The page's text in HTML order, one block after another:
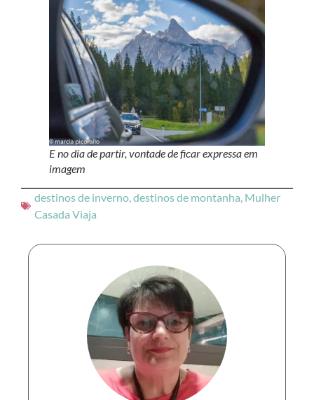
E no dia de partir, vontade de ficar expressa em
imagem
destinos de inverno,destinos de montanha, Mulher
Casada Viaja